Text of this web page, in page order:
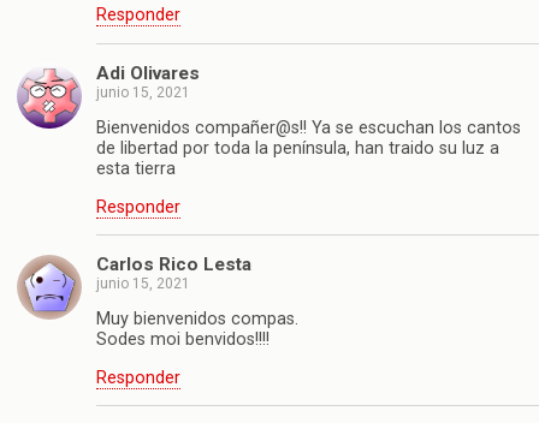
Responder
Adi Olivares
junio 15, 2021
Bienvenidos compañer@s!! Ya se escuchan los cantos
de libertad por toda la península, han traido su luz a
esta tierra
Responder
Carlos Rico Lesta
junio 15, 2021
Muy bienvenidos compas.
Sodes moi benvidos!!!!
Responder